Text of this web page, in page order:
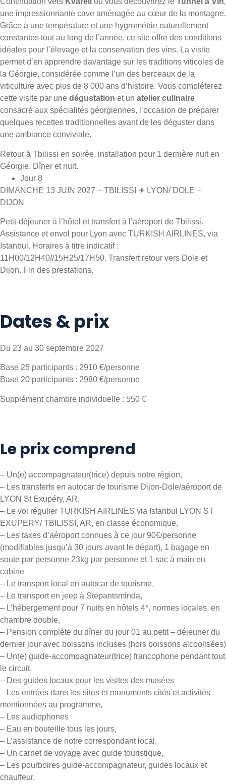
une impressionnante cave aménagée au cœur de la montagne.
Grâce à une température et une hygrométrie naturellement
constantes tout au long de l’année, ce site offre des conditions
idéales pour l’élevage et la conservation des vins. La visite
permet d’en apprendre davantage sur les traditions viticoles de
la Géorgie, considérée comme l’un des berceaux de la
viticulture avec plus de 8 000 ans d’histoire. Vous compléterez
cette visite par une dégustation et un atelier culinaire
consacré aux spécialités géorgiennes, l’occasion de préparer
quelques recettes traditionnelles avant de les déguster dans
une ambiance conviviale.
Retour à Tbilissi en soirée, installation pour 1 dernière nuit en
Géorgie. Dîner et nuit.
Jour 8
DIMANCHE 13 JUIN 2027 – TBILISSI ✈ LYON/ DOLE –
DIJON
Petit-déjeuner à l’hôtel et transfert à l’aéroport de Tbilissi.
Assistance et envol pour Lyon avec TURKISH AIRLINES, via
Istanbul. Horaires à titre indicatif :
11H00/12H40//15H25/17H50. Transfert retour vers Dole et
Dijon. Fin des prestations.
Dates & prix
Du 23 au 30 septembre 2027
Base 25 participants : 2910 €/personne
Base 20 participants : 2980 €/personne
Supplément chambre individuelle : 550 €
Le prix comprend
– Un(e) accompagnateur(trice) depuis notre région,
– Les transferts en autocar de tourisme Dijon-Dole/aéroport de
LYON St Exupéry, AR,
– Le vol régulier TURKISH AIRLINES via Istanbul LYON ST
EXUPERY/ TBILISSI, AR, en classe économique,
– Les taxes d’aéroport connues à ce jour 90€/personne
(modifiables jusqu’à 30 jours avant le départ), 1 bagage en
soute par personne 23kg par personne et 1 sac à main en
cabine
– Le transport local en autocar de tourisme,
– Le transport en jeep à Stepantsminda,
– L’hébergement pour 7 nuits en hôtels 4*, normes locales, en
chambre double,
– Pension complète du dîner du jour 01 au petit – déjeuner du
dernier jour avec boissons incluses (hors boissons alcoolisées)
– Un(e) guide-accompagnateur(trice) francophone pendant tout
le circuit,
– Des guides locaux pour les visites des musées
– Les entrées dans les sites et monuments cités et activités
mentionnées au programme,
– Les audiophones
– Eau en bouteille tous les jours,
– L’assistance de notre correspondant local,
– Un carnet de voyage avec guide touristique,
– Les pourboires guide-accompagnateur, guides locaux et
chauffeur,